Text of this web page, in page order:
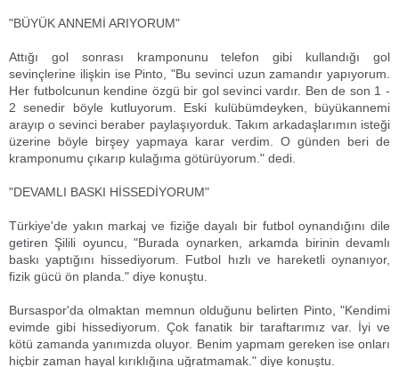
"BÜYÜK ANNEMİ ARIYORUM"
Attığı gol sonrası kramponunu telefon gibi kullandığı gol
sevinçlerine ilişkin ise Pinto, "Bu sevinci uzun zamandır yapıyorum.
Her futbolcunun kendine özgü bir gol sevinci vardır. Ben de son 1 -
2 senedir böyle kutluyorum. Eski kulübümdeyken, büyükannemi
arayıp o sevinci beraber paylaşıyorduk. Takım arkadaşlarımın isteği
üzerine böyle birşey yapmaya karar verdim. O günden beri de
kramponumu çıkarıp kulağıma götürüyorum." dedi.
"DEVAMLI BASKI HİSSEDİYORUM"
Türkiye'de yakın markaj ve fiziğe dayalı bir futbol oynandığını dile
getiren Şilili oyuncu, "Burada oynarken, arkamda birinin devamlı
baskı yaptığını hissediyorum. Futbol hızlı ve hareketli oynanıyor,
fizik gücü ön planda." diye konuştu.
Bursaspor'da olmaktan memnun olduğunu belirten Pinto, "Kendimi
evimde gibi hissediyorum. Çok fanatik bir taraftarımız var. İyi ve
kötü zamanda yanımızda oluyor. Benim yapmam gereken ise onları
hiçbir zaman hayal kırıklığına uğratmamak." diye konuştu.